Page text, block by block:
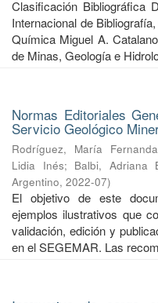
Clasificación Bibliográfica
Internacional de
Química Miguel A.
de Minas, Geología e
Normas Editoriales
Servicio Geológico
Rodríguez, María Fernanda
Lidia Inés; Balbi, Adriana
Argentino, 2022-07)
El objetivo de este
ejemplos ilustrativos que
validación, edición y
en el SEGEMAR. Las